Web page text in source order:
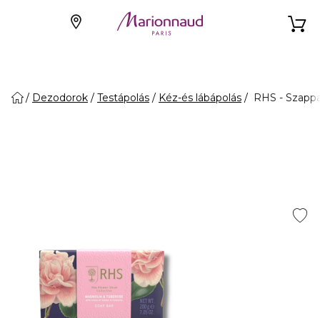
Dezodorok Testápolás Kéz-és lábápolás RHS -